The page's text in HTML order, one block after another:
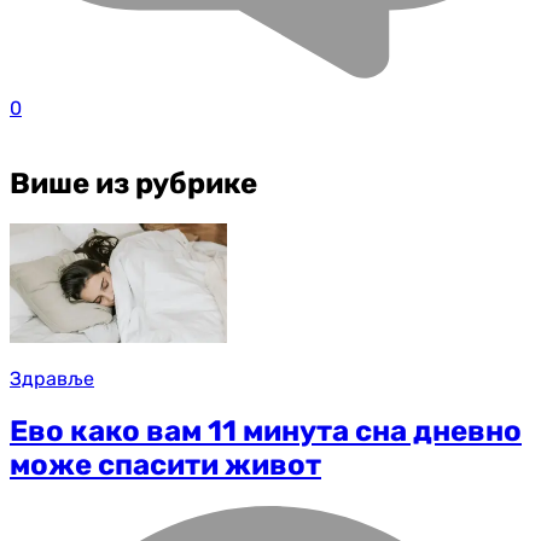
0
Више из рубрике
Здравље
Ево како вам 11 минута сна дневно
може спасити живот